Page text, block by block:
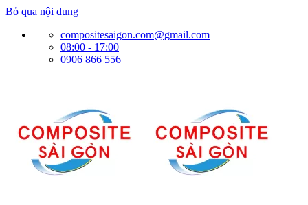
Bỏ qua nội dung
compositesaigon.com@gmail.com
08:00 - 17:00
0906 866 556